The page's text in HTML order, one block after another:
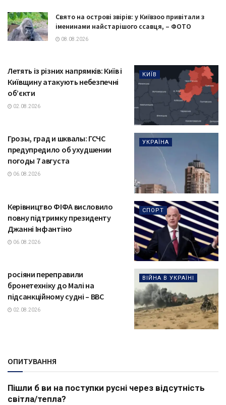
Свято на острові звірів: у Київзоо привітали з
іменинами найстарішого ссавця, – ФОТО
08.08.2026
КИЇВ
Летять із різних напрямків: Київ і
Київщину атакують небезпечні
об’єкти
02.08.2026
УКРАЇНА
Грозы, град и шквалы: ГСЧС
предупредило об ухудшении
погоды 7 августа
06.08.2026
СПОРТ
Керівництво ФІФА висловило
повну підтримку президенту
Джанні Інфантіно
06.08.2026
ВІЙНА В УКРАЇНІ
росіяни переправили
бронетехніку до Малі на
підсанкційному судні – BBC
02.08.2026
ОПИТУВАННЯ
Пішли б ви на поступки русні через відсутність
світла/тепла?